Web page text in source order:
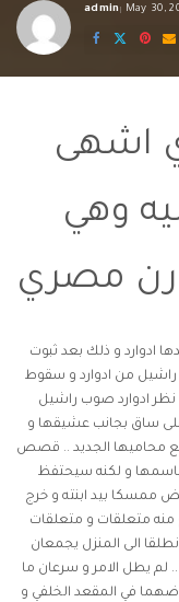
by
admin May 30,
اشهى
وهي
مصري
ادوارد و ذلك بعد ثبوت
راشيل من ادوارد و سقوط
نظر ادوارد صوب راشيل
على ساق بجانب عشيقها و
محاميها الجديد .. قصص
باسمها و لكنه سيحتفظ
ممسكا بيد ابنته و خرج
منه متعلقات و متعلقات
الى المنزل يجمعان
يطل الامر و سرعان ما
في المقعد الخلفي و